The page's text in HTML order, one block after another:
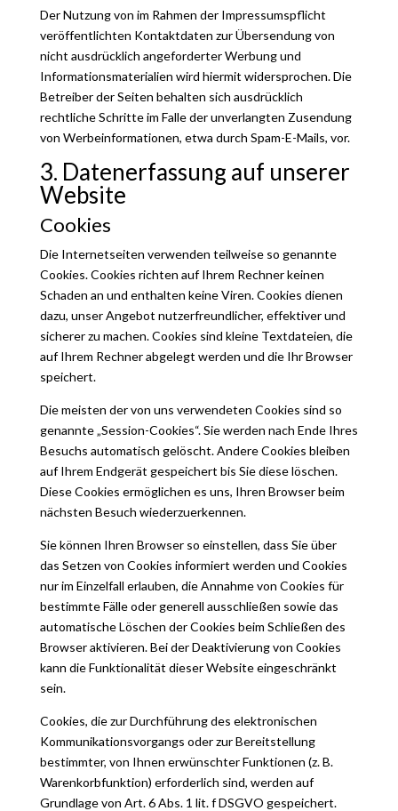
Der Nutzung von im Rahmen der Impressumspflicht
veröffentlichten Kontaktdaten zur Übersendung von
nicht ausdrücklich angeforderter Werbung und
Informationsmaterialien wird hiermit widersprochen. Die
Betreiber der Seiten behalten sich ausdrücklich
rechtliche Schritte im Falle der unverlangten Zusendung
von Werbeinformationen, etwa durch Spam-E-Mails, vor.
3. Datenerfassung auf unserer
Website
Cookies
Die Internetseiten verwenden teilweise so genannte
Cookies. Cookies richten auf Ihrem Rechner keinen
Schaden an und enthalten keine Viren. Cookies dienen
dazu, unser Angebot nutzerfreundlicher, effektiver und
sicherer zu machen. Cookies sind kleine Textdateien, die
auf Ihrem Rechner abgelegt werden und die Ihr Browser
speichert.
Die meisten der von uns verwendeten Cookies sind so
genannte „Session-Cookies“. Sie werden nach Ende Ihres
Besuchs automatisch gelöscht. Andere Cookies bleiben
auf Ihrem Endgerät gespeichert bis Sie diese löschen.
Diese Cookies ermöglichen es uns, Ihren Browser beim
nächsten Besuch wiederzuerkennen.
Sie können Ihren Browser so einstellen, dass Sie über
das Setzen von Cookies informiert werden und Cookies
nur im Einzelfall erlauben, die Annahme von Cookies für
bestimmte Fälle oder generell ausschließen sowie das
automatische Löschen der Cookies beim Schließen des
Browser aktivieren. Bei der Deaktivierung von Cookies
kann die Funktionalität dieser Website eingeschränkt
sein.
Cookies, die zur Durchführung des elektronischen
Kommunikationsvorgangs oder zur Bereitstellung
bestimmter, von Ihnen erwünschter Funktionen (z. B.
Warenkorbfunktion) erforderlich sind, werden auf
Grundlage von Art. 6 Abs. 1 lit. f DSGVO gespeichert.